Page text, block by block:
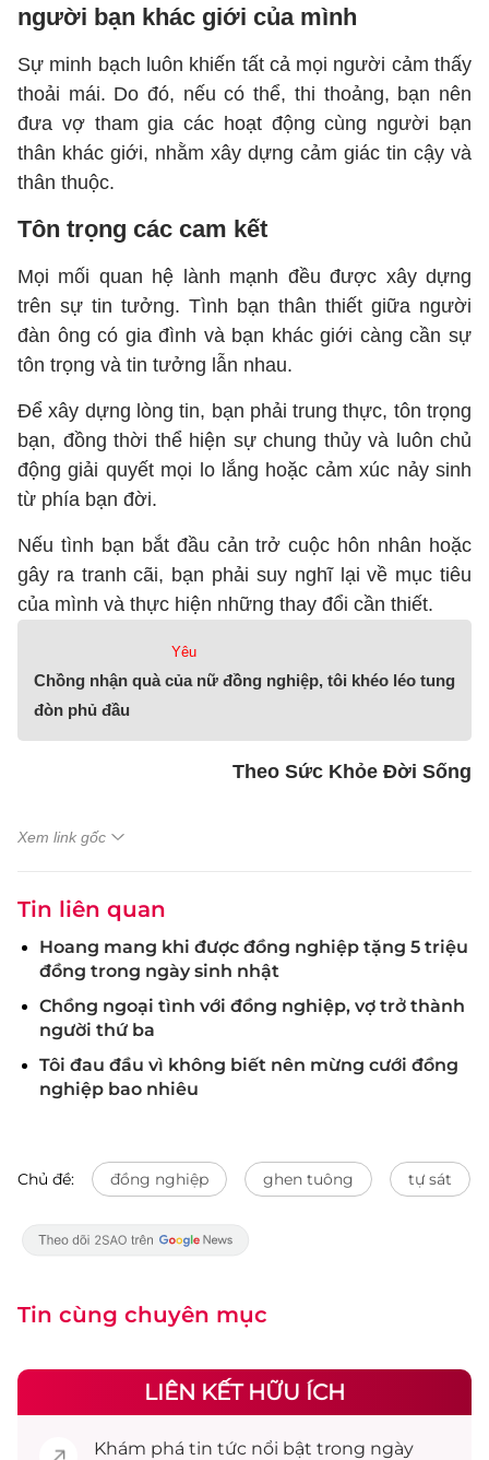
người bạn khác giới của mình
Sự minh bạch luôn khiến tất cả mọi người cảm thấy
thoải mái. Do đó, nếu có thể, thi thoảng, bạn nên
đưa vợ tham gia các hoạt động cùng người bạn
thân khác giới, nhằm xây dựng cảm giác tin cậy và
thân thuộc.
Tôn trọng các cam kết
Mọi mối quan hệ lành mạnh đều được xây dựng
trên sự tin tưởng. Tình bạn thân thiết giữa người
đàn ông có gia đình và bạn khác giới càng cần sự
tôn trọng và tin tưởng lẫn nhau.
Để xây dựng lòng tin, bạn phải trung thực, tôn trọng
bạn, đồng thời thể hiện sự chung thủy và luôn chủ
động giải quyết mọi lo lắng hoặc cảm xúc nảy sinh
từ phía bạn đời.
Nếu tình bạn bắt đầu cản trở cuộc hôn nhân hoặc
gây ra tranh cãi, bạn phải suy nghĩ lại về mục tiêu
của mình và thực hiện những thay đổi cần thiết.
Yêu
Chồng nhận quà của nữ đồng nghiệp, tôi khéo léo tung
đòn phủ đầu
Theo Sức Khỏe Đời Sống
Xem link gốc
Tin liên quan
Hoang mang khi được đồng nghiệp tặng 5 triệu
đồng trong ngày sinh nhật
Chồng ngoại tình với đồng nghiệp, vợ trở thành
người thứ ba
Tôi đau đầu vì không biết nên mừng cưới đồng
nghiệp bao nhiêu
Chủ đề: đồng nghiệp ghen tuông tự sát
Tin cùng chuyên mục
LIÊN KẾT HỮU ÍCH
Khám phá tin tức nổi bật trong ngày